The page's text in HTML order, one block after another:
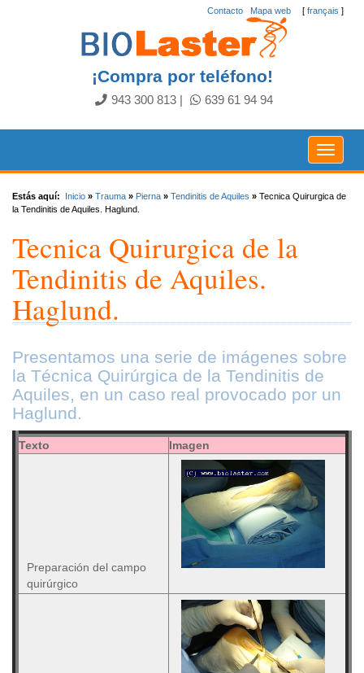
[ français ]
Contacto Mapa web
¡Compra por teléfono!
943 300 813 639 61 94 94
Toggle
Estás aquí: Inicio » Trauma » Pierna » Tendinitis de Aquiles » Tecnica Quirurgica de
la Tendinitis de Aquiles. Haglund.
Tecnica Quirurgica de la
Tendinitis de Aquiles.
Haglund.
Presentamos una serie de imágenes sobre
la Técnica Quirúrgica de la Tendinitis de
Aquiles, en un caso real provocado por un
Haglund.
Texto Imagen
Preparación del campo
quirúrgico